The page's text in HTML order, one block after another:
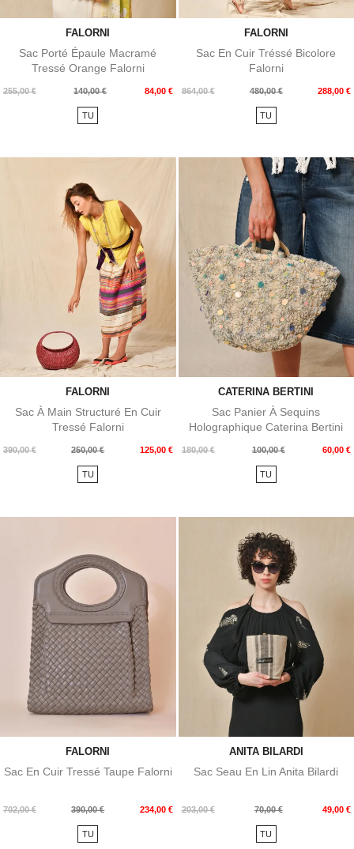
FALORNI
Sac Porté Épaule Macramé
Tressé Orange Falorni
255,00 €
Prix
140,00 € 84,00 €
Prix
TU
FALORNI
Sac En Cuir Tréssé Bicolore
Falorni
864,00 €
Prix
480,00 € 288,00 €
Prix
TU
FALORNI
Sac À Main Structuré En Cuir
Tressé Falorni
390,00 €
Prix
250,00 € 125,00 €
Prix
TU
CATERINA BERTINI
Sac Panier À Sequins
Holographique Caterina Bertini
180,00 €
Prix
100,00 € 60,00 €
Prix
TU
FALORNI
Sac En Cuir Tressé Taupe Falorni
702,00 €
Prix
390,00 € 234,00 €
Prix
TU
ANITA BILARDI
Sac Seau En Lin Anita Bilardi
203,00 €
Prix
70,00 € 49,00 €
Prix
TU